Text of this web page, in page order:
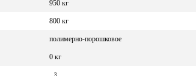
950 кг
800 кг
полимерно-порошковое
0 кг
3